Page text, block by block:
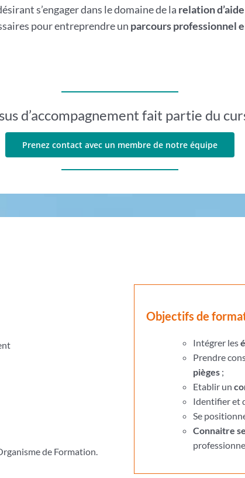
s’engager dans le domaine de la relation
pour entreprendre un parcours professionnel
d’accompagnement fait partie du
Prenez contact avec un membre de notre équipe
de Formation.
Objectifs de
Intégrer les
Prendre
pièges ;
Etablir un
Identifier et
Se
Connaitre